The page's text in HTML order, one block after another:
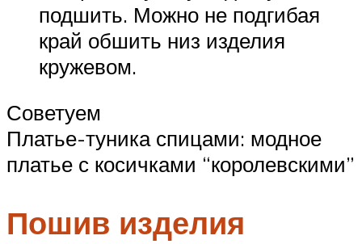
подшить. Можно не подгибая
край обшить низ изделия
кружевом.
Советуем
Платье-туника спицами: модное
платье с косичками “королевскими”
Пошив изделия